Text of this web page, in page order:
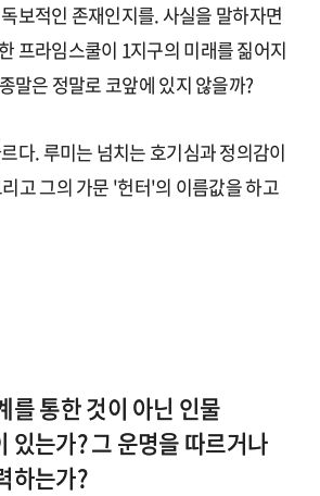
보적인 존재인지를. 사실을 말하자면
프라임스쿨이 1지구의 미래를 짊어지
말은 정말로 코앞에 있지 않을까?
다. 루미는 넘치는 호기심과 정의감이
고 그의 가문 '헌터'의 이름값을 하고
를 통한 것이 아닌 인물
있는가? 그 운명을 따르거나
하는가?